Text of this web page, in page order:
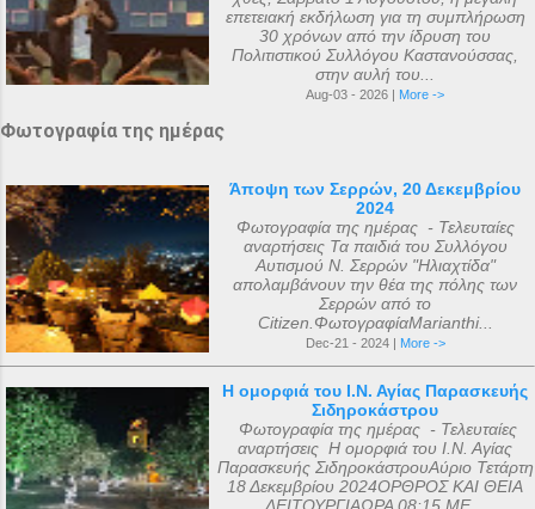
Αλεξανδρείας 318, και ο Ευστάθιος Α...
επετειακή εκδήλωση για τη συμπλήρωση
30 χρόνων από την ίδρυση του
Πολιτιστικού Συλλόγου Καστανούσσας,
στην αυλή του...
Aug-03 - 2026 | More ->
Φωτογραφία της ημέρας
Άποψη των Σερρών, 20 Δεκεμβρίου
2024
Φωτογραφία της ημέρας - Τελευταίες
αναρτήσεις Τα παιδιά του Συλλόγου
Αυτισμού Ν. Σερρών "Ηλιαχτίδα"
απολαμβάνουν την θέα της πόλης των
Σερρών από το
Citizen.ΦωτογραφίαMarianthi...
Dec-21 - 2024 | More ->
Η ομορφιά του Ι.Ν. Αγίας Παρασκευής
Σιδηροκάστρου
Φωτογραφία της ημέρας - Τελευταίες
αναρτήσεις Η ομορφιά του Ι.Ν. Αγίας
Παρασκευής ΣιδηροκάστρουΑύριο Τετάρτη
18 Δεκεμβρίου 2024ΟΡΘΡΟΣ ΚΑΙ ΘΕΙΑ
ΛΕΙΤΟΥΡΓΙΑΩΡΑ 08:15 ΜΕ...